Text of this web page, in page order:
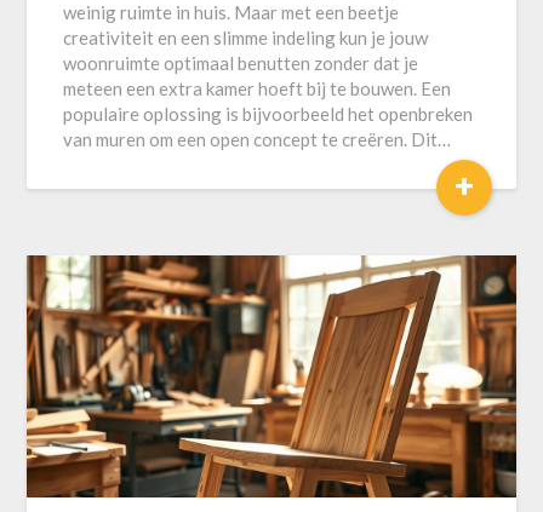
weinig ruimte in huis. Maar met een beetje
creativiteit en een slimme indeling kun je jouw
woonruimte optimaal benutten zonder dat je
meteen een extra kamer hoeft bij te bouwen. Een
populaire oplossing is bijvoorbeeld het openbreken
van muren om een open concept te creëren. Dit…
+